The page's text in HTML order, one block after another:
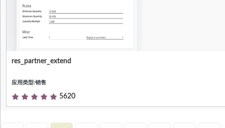
Short (1 phrase/line) summary of the
modules listing or apps.openerp.com
res_partner_extend
应用类型:销售
5620